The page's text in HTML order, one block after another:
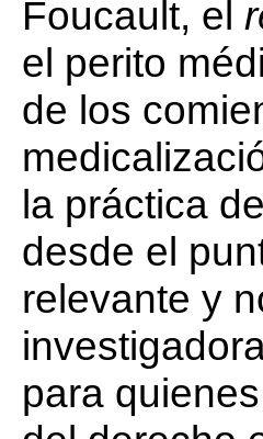
Foucault, el
el perito
de los
la práctica
desde el
relevante y
para